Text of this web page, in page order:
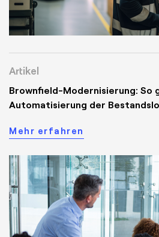
Artikel
Brownfield-Modernisierung: So
Automatisierung der
Mehr erfahren